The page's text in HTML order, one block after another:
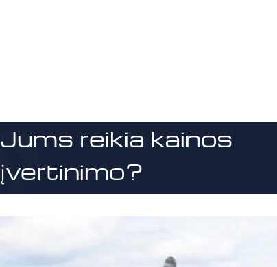
Jums reikia kainos
įvertinimo?